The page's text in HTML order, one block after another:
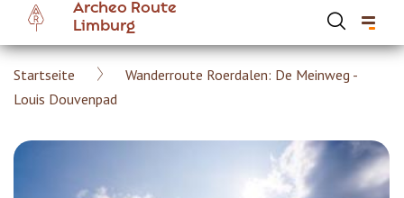
main
content
Archeo Route
Limburg
Breadcrumb
Startseite
Wanderroute Roerdalen: De Meinweg -
Louis Douvenpad